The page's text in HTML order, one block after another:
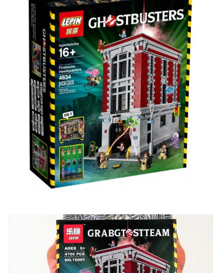
Скидка за отзыв
на нашем сайте до 100₽
Оставьте отзыв (не менее 50 символов) о товаре на
нашем сайте и получите купон на скидку 50₽ за
текстовый отзыв или 100₽ за отзыв с фото.
Скидка за отзыв
на Яндекс.Маркете 150₽
Оставьте отзыв (не менее 50 символов) о товаре
через системуЯндекс.Маркетс обязательным
указанием номера и даты заказа в нашем магазине
и получите купон на скидку 150₽
...уже сейчас
Подробные условия всех акций и бонусов...